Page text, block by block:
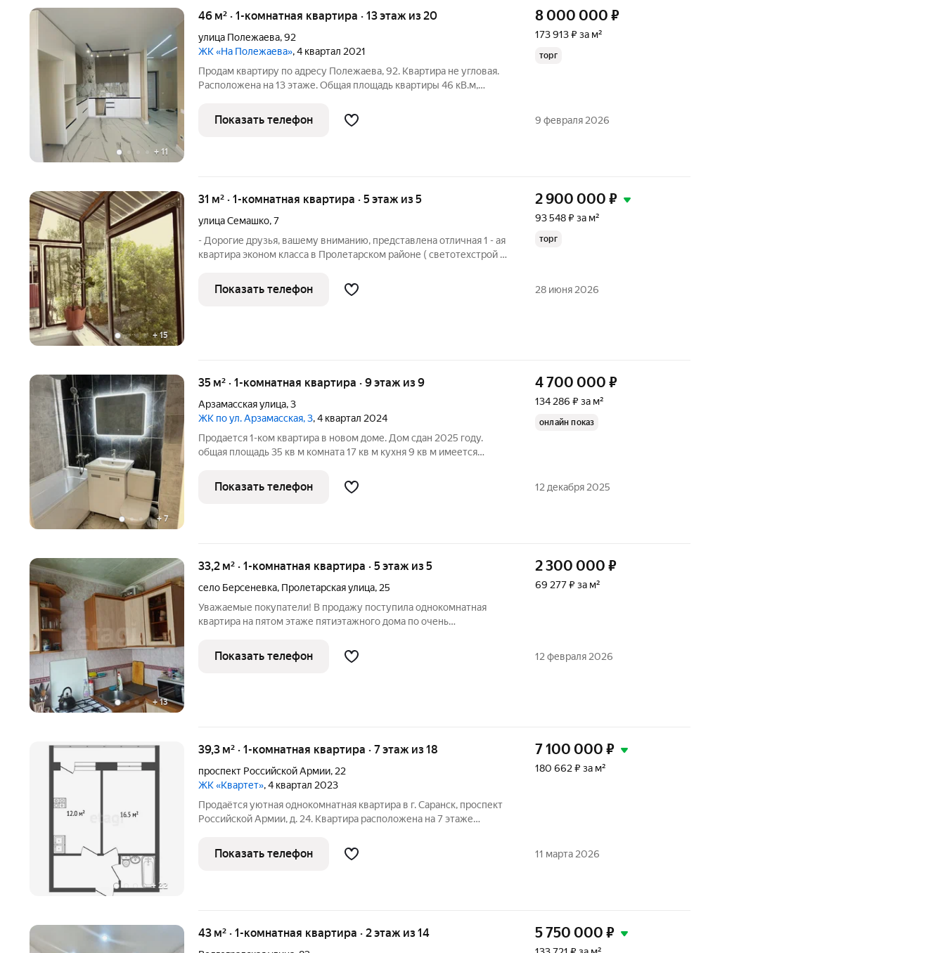
+ 11
46 м² · 1-комнатная квартира · 13 этаж из 20
улица Полежаева,92
ЖК «На Полежаева», 4 квартал 2021
Продам квартиру по адресу Полежаева, 92. Квартира не угловая.
Расположена на 13 этаже. Общая площадь квартиры 46 кВ.м,
Трубы после застройщика поменяны, счетчики и фильтры
установлены.
8 000 000 ₽
173 913 ₽ за м²
торг
Показать телефон 9 февраля 2026
+15
31 м² · 1-комнатная квартира · 5 этаж из 5
улица Семашко,7
- Дорогие друзья, вашему вниманию, представлена отличная 1 - ая
квартира эконом класса в Пролетарском районе ( светотехстрой )
в день сделки. - Брежневская серия, газ, без колонки - Два
2 900 000 ₽
93 548 ₽ за м²
торг
Показать телефон 28 июня 2026
+7
35 м² · 1-комнатная квартира · 9 этаж из 9
Арзамасская улица,3
ЖК по ул. Арзамасская, 3, 4 квартал 2024
Продается 1-ком квартира в новом доме. Дом сдан 2025 году.
общая площадь 35 кв м комната 17 кв м кухня 9 кв м имеется
коридор - ламинат Балкон - на полу плитка, на стенах
декоративная
4 700 000 ₽
134 286 ₽ за м²
онлайн показ
Показать телефон 12 декабря 2025
+13
33,2 м² · 1-комнатная квартира · 5 этаж из 5
село Берсеневка, Пролетарская улица, 25
Уважаемые покупатели! В продажу поступила однокомнатная
квартира на пятом этаже пятиэтажного дома по очень
района. Параметры квартиры: зал 17,1 кв. м., кухня 6,8 кв. м.,
прихожая 6,2 кв.
2 300 000 ₽
69 277 ₽ за м²
Показать телефон 12 февраля 2026
+ 22
39,3 м² · 1-комнатная квартира · 7 этаж из 18
проспект Российской Армии, 22
ЖК «Квартет», 4 квартал 2023
Продаётся уютная однокомнатная квартира в г. Саранск, проспект
Российской Армии, д. 24. Квартира расположена на 7 этаже
Общая площадь квартиры 39,3 кв. м., просторная кухня 12 кв. м.
Санузел
7 100 000 ₽
180 662 ₽ за м²
Показать телефон 11 марта 2026
43 м² · 1-комнатная квартира · 2 этаж из 14 5 750 000 ₽